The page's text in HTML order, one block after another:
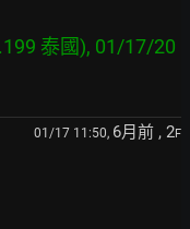
泰國), 01/17/20
01/17 11:50, 6月前 , 2F